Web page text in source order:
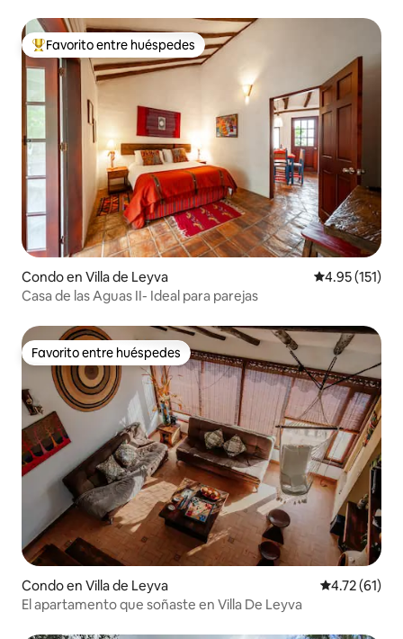
Favorito entre huéspedes preferido
Favorito entre huéspedes
Condo en Villa de Leyva Calificación
4.95 (151)
Casa de las Aguas II- Ideal para parejas
Favorito entre huéspedes
Favorito entre huéspedes
Condo en Villa de Leyva Calificación
4.72 (61)
El apartamento que soñaste en Villa De Leyva